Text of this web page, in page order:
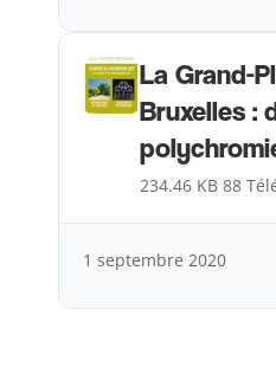
La Grand-
Bruxelles :
234.46 KB88
1 septembre 2020